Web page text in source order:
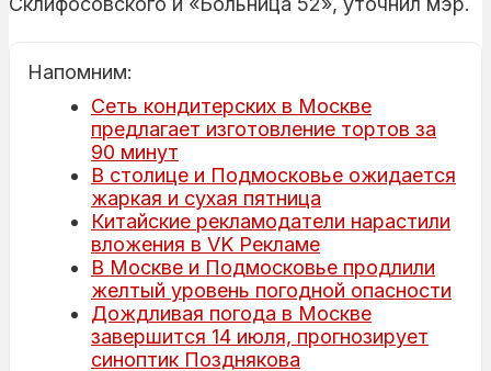
Напомним:
Сеть кондитерских в Москве
предлагает изготовление тортов за
90 минут
В столице и Подмосковье ожидается
жаркая и сухая пятница
Китайские рекламодатели нарастили
вложения в VK Рекламе
В Москве и Подмосковье продлили
желтый уровень погодной опасности
Дождливая погода в Москве
завершится 14 июля, прогнозирует
синоптик Позднякова